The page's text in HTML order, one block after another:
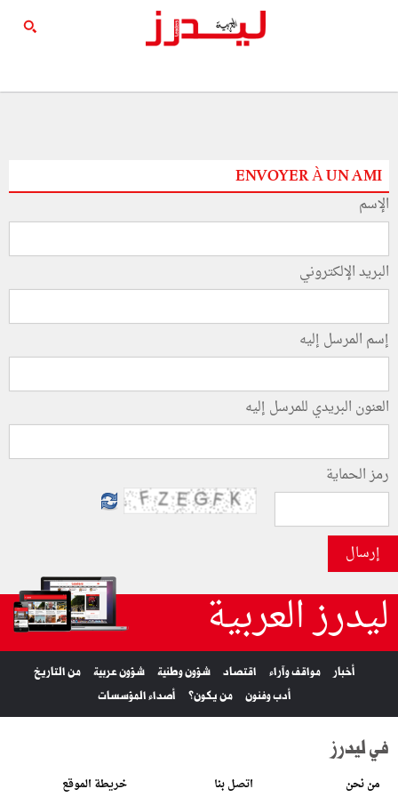
ENVOYER À UN AMI
الإسم
البريد الإلكتروني
إسم المرسل إليه
العنون البريدي للمرسل إليه
رمز الحماية
إرسال
ليدرز العربية
أخبار مواقف وآراء اقتصاد شؤون وطنية شؤون عربية
من التاريخ
أدب وفنون
من يكون؟ أصداء المؤسسات
في ليدرز
من نحن اتصل بنا خريطة الموقع